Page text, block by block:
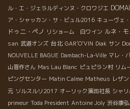
ル・エ・ジェラルディンヌ・クロワジエ
ア・シャッカン・サ・ビュル2016 キューヴェ
ドゥニ・ペノ リショーム 白ワイン ルネ・モ
san 武道オンズ 台北 GAR'O'VIN Diak サン
NOUVELLE BAGUE Dambach-La-Ville マレ・
山晋作さん Mas Lau Blanc ピュピラン村 リム
ピングセンター Matin Calme Matheus レザ
元 ソルスルリ2017 オーリック濱田社長 シャリ
primeur Toda President Antoine Joly 渋谷康